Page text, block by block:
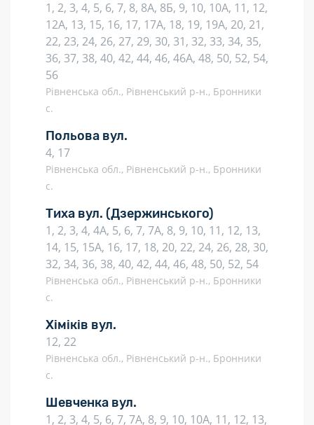
1, 2, 3, 4, 5, 6, 7, 8, 8А, 8Б, 9, 10, 10А, 11, 12,
12А, 13, 15, 16, 17, 17А, 18, 19, 19А, 20, 21,
22, 23, 24, 26, 27, 29, 30, 31, 32, 33, 34, 35,
36, 37, 38, 40, 42, 44, 46, 46А, 48, 50, 52, 54,
56
Рівненська обл., Рівненський р-н., Бронники
с.
Польова вул.
4, 17
Рівненська обл., Рівненський р-н., Бронники
с.
Тиха вул. (Дзержинського)
1, 2, 3, 4, 4А, 5, 6, 7, 7А, 8, 9, 10, 11, 12, 13,
14, 15, 15А, 16, 17, 18, 20, 22, 24, 26, 28, 30,
32, 34, 36, 38, 40, 42, 44, 46, 48, 50, 52, 54
Рівненська обл., Рівненський р-н., Бронники
с.
Хіміків вул.
12, 22
Рівненська обл., Рівненський р-н., Бронники
с.
Шевченка вул.
1, 2, 3, 4, 5, 6, 7, 7А, 8, 9, 10, 10А, 11, 12, 13,